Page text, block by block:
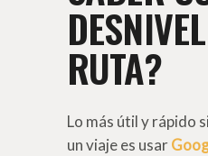
RUTA?
Lo más útil y rápido
un viaje es usar